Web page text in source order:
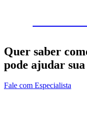
Quer saber
pode ajudar
Fale com Especialista